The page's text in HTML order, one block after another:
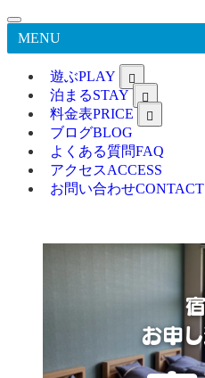
MENU
遊ぶPLAY
泊まるSTAY
料金表PRICE
ブログBLOG
よくある質問FAQ
アクセスACCESS
お問い合わせCONTACT